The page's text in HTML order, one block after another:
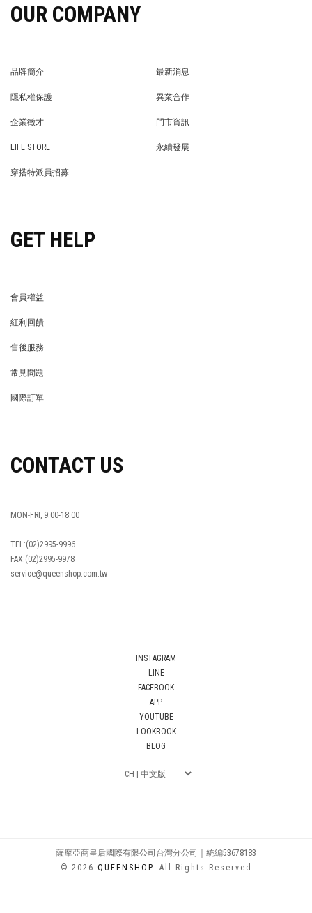
OUR COMPANY
品牌簡介
最新消息
隱私權保護
異業合作
企業徵才
門市資訊
LIFE STORE
永續發展
穿搭特派員招募
GET HELP
會員權益
紅利回饋
售後服務
常見問題
國際訂單
CONTACT US
MON-FRI, 9:00-18:00
TEL:(02)2995-9996
FAX:(02)2995-9978
service@queenshop.com.tw
INSTAGRAM
LINE
FACEBOOK
APP
YOUTUBE
LOOKBOOK
BLOG
薩摩亞商皇后國際有限公司台灣分公司｜統編53678183
© 2026 QUEENSHOP. All Rights Reserved